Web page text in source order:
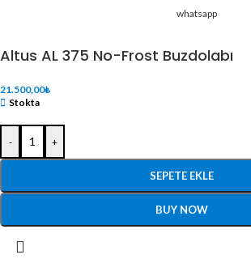
whatsapp
Altus AL 375 No-Frost Buzdolabı
21.500,00₺
Stokta
- +
SEPETE EKLE
BUY NOW